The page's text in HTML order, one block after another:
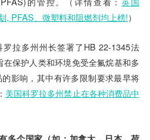
, PFAS、微塑料和阻燃剂均上榜!）
罗拉多州州长签署了HB 22-1345法
保护人类和环境免受全氟烷基和多
影响，其中有许多限制要求最早将
美国科罗拉多州禁止在各种消费品中